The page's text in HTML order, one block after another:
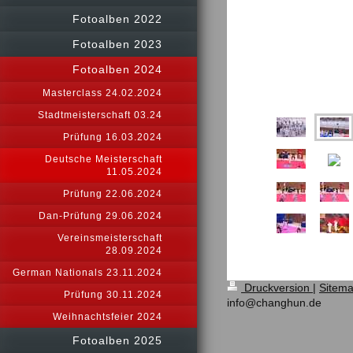
Fotoalben 2022
Fotoalben 2023
Fotoalben 2024
Masterclass 24.02.2024
Stadtmeisterschaft 03.24
Prüfung 16.03.2024
Deutsche Meisterschaft
11.05.2024
Prüfung 22.06.2024
Dan-Prüfung 29.06.2024
Vereinsmeisterschaft
28.09.2024
German Nationals 23.11.2024
Prüfung 30.11.2024
Weihnachtsfeier 2024
Fotoalben 2025
Druckversion |
info@changhun.de